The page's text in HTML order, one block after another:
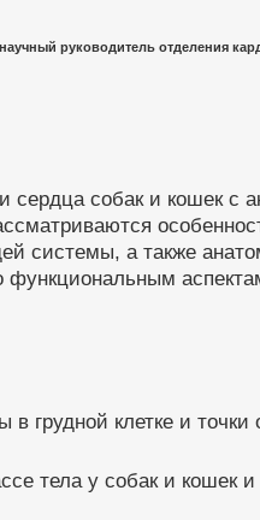
руководитель отделения
собак и кошек с
системы, а также
функциональным
грудной клетке и
тела у собак и кошек